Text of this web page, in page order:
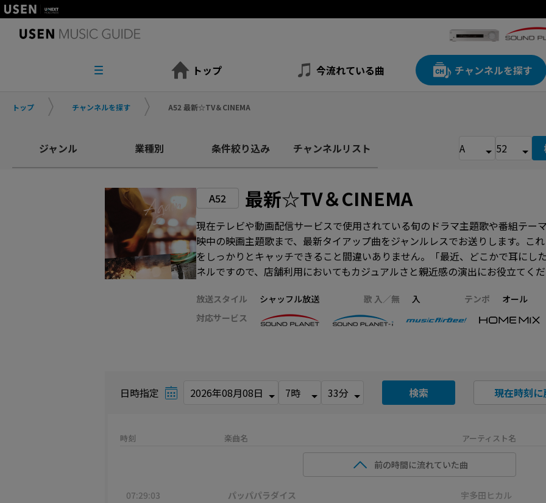
トップ 今流れている曲 チャンネルを探す
トップ チャンネルを探す A52 最新☆TV＆CINEMA
ジャンル 業種別 条件絞り込み チャンネルリスト
A52 最新☆TV＆CINEMA
現在テレビや動画配信サービスで使用されている旬のドラマ主題歌や番組テー
映中の映画主題歌まで、最新タイアップ曲をジャンルレスでお送りします。こ
をしっかりとキャッチできること間違いありません。「最近、どこかで耳にし
ネルですので、店舗利用においてもカジュアルさと親近感の演出にお役立てく
放送スタイル シャッフル放送 歌 入／無 入 テンポ
オール
対応サービス
日時指定 検索 現在時刻に
時刻 楽曲名 アーティスト名
前の時間に流れていた曲
07:29:03 パッパパラダイス 宇多田ヒカル